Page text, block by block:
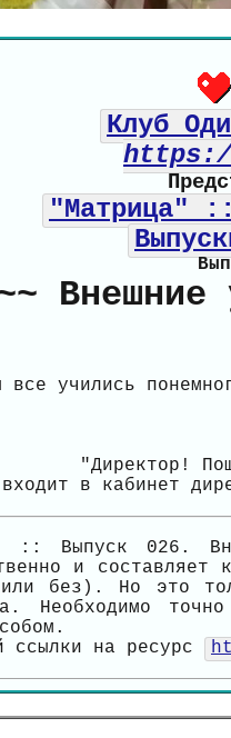
Клуб
"Матрица"
Внешние
все учились
"Директор!
в кабинет
:: Выпуск 026.
и
без). Но это
Необходимо
ссылки на ресурс